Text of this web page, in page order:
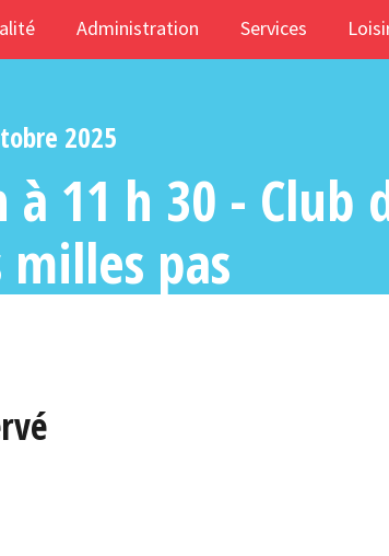
Administration Services
2025
à 11 h 30 - Club
milles pas